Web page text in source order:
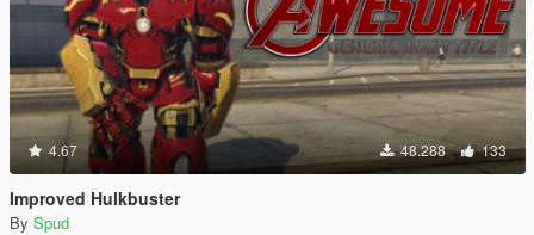
4.67 48.288 133
Improved Hulkbuster
By Spud